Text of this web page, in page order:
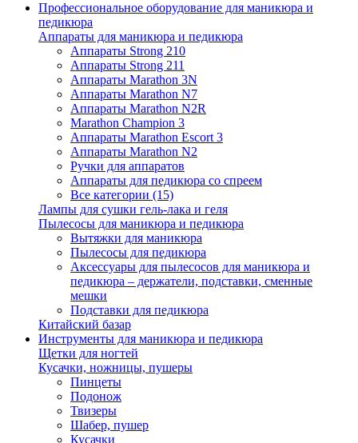
Профессиональное оборудование для маникюра и
педикюра
Аппараты для маникюра и педикюра
Аппараты Strong 210
Аппараты Strong 211
Аппараты Marathon 3N
Аппараты Marathon N7
Аппараты Marathon N2R
Marathon Champion 3
Аппараты Marathon Escort 3
Аппараты Marathon N2
Ручки для аппаратов
Аппараты для педикюра со спреем
Все категории (15)
Лампы для сушки гель-лака и геля
Пылесосы для маникюра и педикюра
Вытяжки для маникюра
Пылесосы для педикюра
Аксессуары для пылесосов для маникюра и
педикюра – держатели, подставки, сменные
мешки
Подставки для педикюра
Китайский базар
Инструменты для маникюра и педикюра
Щетки для ногтей
Кусачки, ножницы, пушеры
Пинцеты
Подонож
Твизеры
Шабер, пушер
Кусачки